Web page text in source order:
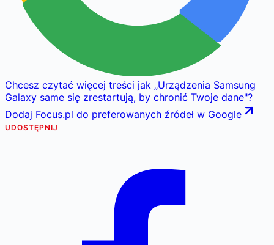
Chcesz czytać więcej treści jak „Urządzenia Samsung
Galaxy same się zrestartują, by chronić Twoje dane"?
Dodaj Focus.pl do preferowanych źródeł w Google
UDOSTĘPNIJ